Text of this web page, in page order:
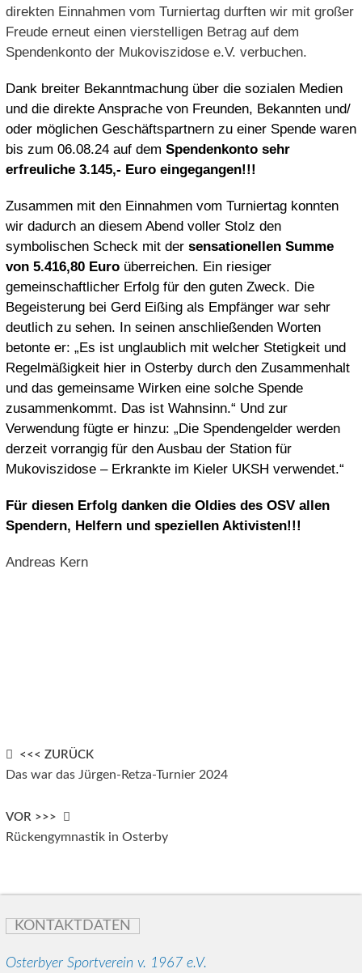
direkten Einnahmen vom Turniertag durften wir mit großer
Freude erneut einen vierstelligen Betrag auf dem
Spendenkonto der Mukoviszidose e.V. verbuchen.
Dank breiter Bekanntmachung über die sozialen Medien
und die direkte Ansprache von Freunden, Bekannten und/
oder möglichen Geschäftspartnern zu einer Spende waren
bis zum 06.08.24 auf dem Spendenkonto sehr
erfreuliche 3.145,- Euro eingegangen!!!
Zusammen mit den Einnahmen vom Turniertag konnten
wir dadurch an diesem Abend voller Stolz den
symbolischen Scheck mit der sensationellen Summe
von 5.416,80 Euroüberreichen. Ein riesiger
gemeinschaftlicher Erfolg für den guten Zweck. Die
Begeisterung bei Gerd Eißing als Empfänger war sehr
deutlich zu sehen. In seinen anschließenden Worten
betonte er: „Es ist unglaublich mit welcher Stetigkeit und
Regelmäßigkeit hier in Osterby durch den Zusammenhalt
und das gemeinsame Wirken eine solche Spende
zusammenkommt. Das ist Wahnsinn.“ Und zur
Verwendung fügte er hinzu: „Die Spendengelder werden
derzeit vorrangig für den Ausbau der Station für
Mukoviszidose – Erkrankte im Kieler UKSH verwendet.“
Für diesen Erfolg danken die Oldies des OSV allen
Spendern, Helfern und speziellen Aktivisten!!!
Andreas Kern
Post
navigation
<<< ZURÜCK
Das war das Jürgen-Retza-Turnier 2024
VOR >>>
Rückengymnastik in Osterby
KONTAKTDATEN
Osterbyer Sportverein v. 1967 e.V.